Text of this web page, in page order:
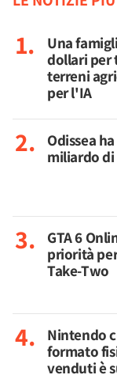
Una
dollari per
terreni
per l'IA
Odissea
miliardo
GTA 6
priorità
Take-Two
Nintendo
formato
venduti è